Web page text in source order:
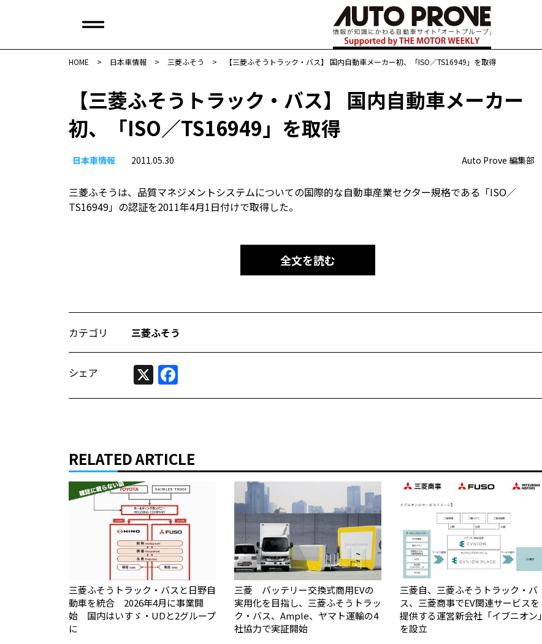
HOME > 日本車情報​ > 三菱ふそう > 【三菱ふそうトラック・バス】 国内自動車メーカー初、「ISO／TS16949」を取得
【三菱ふそうトラック・バス】 国内自動車メーカー
初、「ISO／TS16949」を取得
日本車情報​ 2011.05.30 Auto Prove 編集部
三菱ふそうは、品質マネジメントシステムについての国際的な自動車産業セクター規格である「ISO／
TS16949」の認証を2011年4月1日付けで取得した。
全文を読む
カテゴリ 三菱ふそう
シェア X
RELATED ARTICLE
三菱ふそうトラック・バスと日野自
動車を統合 2026年4月に事業開
始 国内はいすゞ・UDと2グループ
に
三菱 バッテリー交換式商用EVの
実用化を目指し、三菱ふそうトラッ
ク・バス、Ample、ヤマト運輸の4
社協力で実証開始
三菱自、三菱ふそうトラック・バ
ス、三菱商事でEV関連サービスを
提供する運営新会社「イブニオン」
を設立